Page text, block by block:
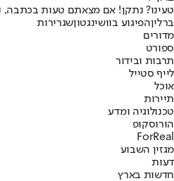
טעינו? נתקן! אם מצאתם טעות
ברליןהפיגוע בוושינגטוןשגרירות
מדורים
ספורט
תרבות ובידור
לייף סטייל
אוכל
תיירות
טכנולוגיה ומדע
הורוסקופ
ForReal
מגזין השבוע
דעות
חדשות בארץ